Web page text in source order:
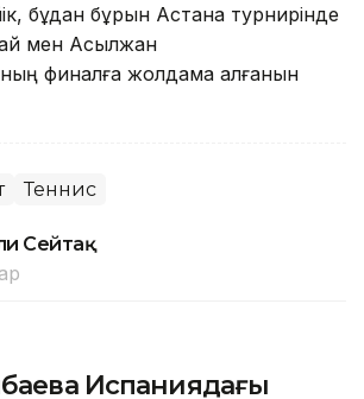
бұдан бұрын Астана турнирінде
мен Асылжан
финалға жолдама алғанын
Теннис
Сейтақ
Испаниядағы